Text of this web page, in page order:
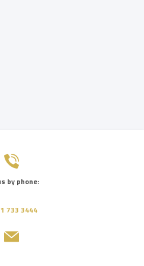
by phone:
733 3444